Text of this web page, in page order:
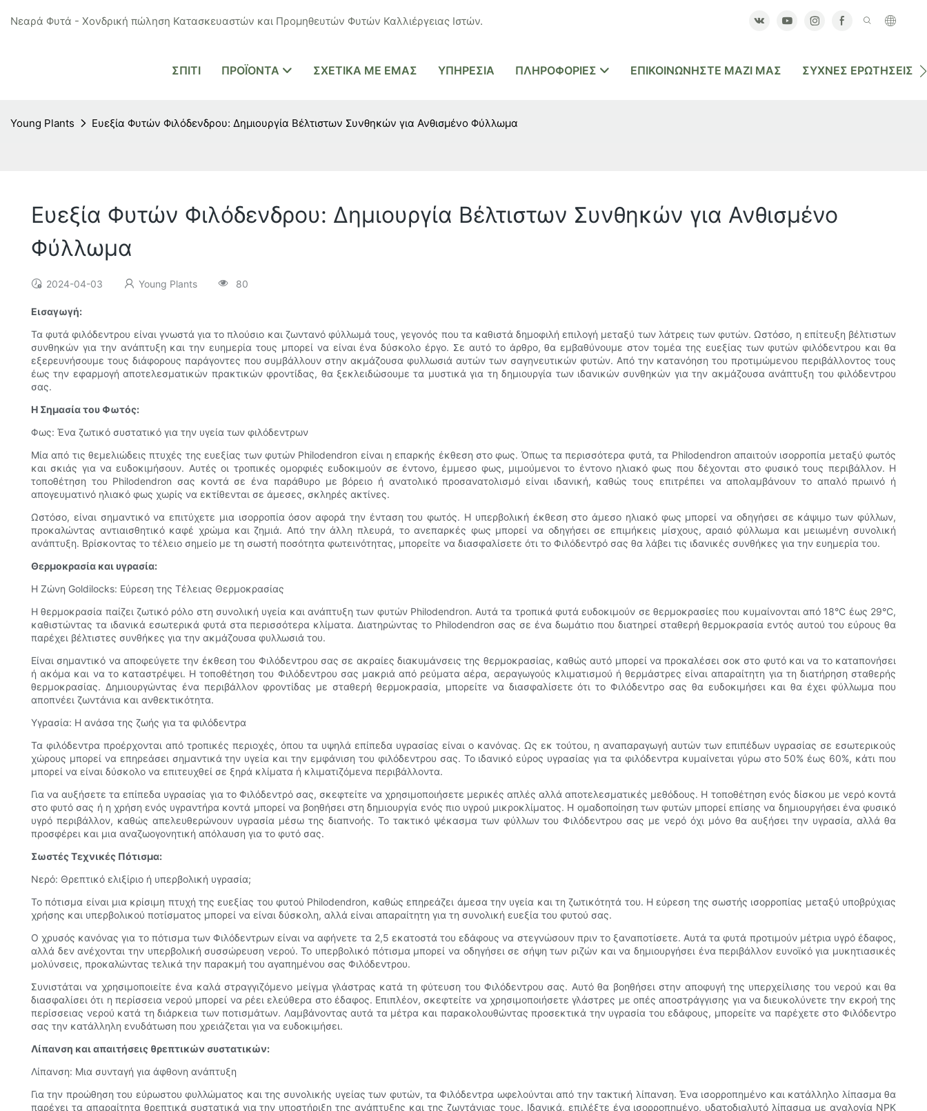
Νεαρά Φυτά - Χονδρική πώληση Κατασκευαστών και Προμηθευτών Φυτών Καλλιέργειας Ιστών.
ΣΠΊΤΙ ΠΡΟΪΌΝΤΑ ΣΧΕΤΙΚΆ ΜΕ ΕΜΆΣ ΥΠΗΡΕΣΊΑ ΠΛΗΡΟΦΟΡΊΕΣ ΕΠΙΚΟΙΝΩΝΉΣΤΕ ΜΑΖΊ ΜΑΣ ΣΥΧΝΈΣ ΕΡΩΤΉΣΕΙΣ
Young Plants Ευεξία Φυτών Φιλόδενδρου: Δημιουργία Βέλτιστων Συνθηκών για Ανθισμένο Φύλλωμα
Ευεξία Φυτών Φιλόδενδρου: Δημιουργία Βέλτιστων Συνθηκών για Ανθισμένο
Φύλλωμα
2024-04-03 Young Plants 80
Εισαγωγή:
Τα φυτά φιλόδεντρου είναι γνωστά για το πλούσιο και ζωντανό φύλλωμά τους, γεγονός που τα καθιστά δημοφιλή επιλογή μεταξύ των λάτρεις των φυτών. Ωστόσο, η επίτευξη βέλτιστων
συνθηκών για την ανάπτυξη και την ευημερία τους μπορεί να είναι ένα δύσκολο έργο. Σε αυτό το άρθρο, θα εμβαθύνουμε στον τομέα της ευεξίας των φυτών φιλόδεντρου και θα
εξερευνήσουμε τους διάφορους παράγοντες που συμβάλλουν στην ακμάζουσα φυλλωσιά αυτών των σαγηνευτικών φυτών. Από την κατανόηση του προτιμώμενου περιβάλλοντος τους
έως την εφαρμογή αποτελεσματικών πρακτικών φροντίδας, θα ξεκλειδώσουμε τα μυστικά για τη δημιουργία των ιδανικών συνθηκών για την ακμάζουσα ανάπτυξη του φιλόδεντρου
σας.
Η Σημασία του Φωτός:
Φως: Ένα ζωτικό συστατικό για την υγεία των φιλόδεντρων
Μία από τις θεμελιώδεις πτυχές της ευεξίας των φυτών Philodendron είναι η επαρκής έκθεση στο φως. Όπως τα περισσότερα φυτά, τα Philodendron απαιτούν ισορροπία μεταξύ φωτός
και σκιάς για να ευδοκιμήσουν. Αυτές οι τροπικές ομορφιές ευδοκιμούν σε έντονο, έμμεσο φως, μιμούμενοι το έντονο ηλιακό φως που δέχονται στο φυσικό τους περιβάλλον. Η
τοποθέτηση του Philodendron σας κοντά σε ένα παράθυρο με βόρειο ή ανατολικό προσανατολισμό είναι ιδανική, καθώς τους επιτρέπει να απολαμβάνουν το απαλό πρωινό ή
απογευματινό ηλιακό φως χωρίς να εκτίθενται σε άμεσες, σκληρές ακτίνες.
Ωστόσο, είναι σημαντικό να επιτύχετε μια ισορροπία όσον αφορά την ένταση του φωτός. Η υπερβολική έκθεση στο άμεσο ηλιακό φως μπορεί να οδηγήσει σε κάψιμο των φύλλων,
προκαλώντας αντιαισθητικό καφέ χρώμα και ζημιά. Από την άλλη πλευρά, το ανεπαρκές φως μπορεί να οδηγήσει σε επιμήκεις μίσχους, αραιό φύλλωμα και μειωμένη συνολική
ανάπτυξη. Βρίσκοντας το τέλειο σημείο με τη σωστή ποσότητα φωτεινότητας, μπορείτε να διασφαλίσετε ότι το Φιλόδεντρό σας θα λάβει τις ιδανικές συνθήκες για την ευημερία του.
Θερμοκρασία και υγρασία:
Η Ζώνη Goldilocks: Εύρεση της Τέλειας Θερμοκρασίας
Η θερμοκρασία παίζει ζωτικό ρόλο στη συνολική υγεία και ανάπτυξη των φυτών Philodendron. Αυτά τα τροπικά φυτά ευδοκιμούν σε θερμοκρασίες που κυμαίνονται από 18°C ​​έως 29°C,
καθιστώντας τα ιδανικά εσωτερικά φυτά στα περισσότερα κλίματα. Διατηρώντας το Philodendron σας σε ένα δωμάτιο που διατηρεί σταθερή θερμοκρασία εντός αυτού του εύρους θα
παρέχει βέλτιστες συνθήκες για την ακμάζουσα φυλλωσιά του.
Είναι σημαντικό να αποφεύγετε την έκθεση του Φιλόδεντρου σας σε ακραίες διακυμάνσεις της θερμοκρασίας, καθώς αυτό μπορεί να προκαλέσει σοκ στο φυτό και να το καταπονήσει
ή ακόμα και να το καταστρέψει. Η τοποθέτηση του Φιλόδεντρου σας μακριά από ρεύματα αέρα, αεραγωγούς κλιματισμού ή θερμάστρες είναι απαραίτητη για τη διατήρηση σταθερής
θερμοκρασίας. Δημιουργώντας ένα περιβάλλον φροντίδας με σταθερή θερμοκρασία, μπορείτε να διασφαλίσετε ότι το Φιλόδεντρο σας θα ευδοκιμήσει και θα έχει φύλλωμα που
αποπνέει ζωντάνια και ανθεκτικότητα.
Υγρασία: Η ανάσα της ζωής για τα φιλόδεντρα
Τα φιλόδεντρα προέρχονται από τροπικές περιοχές, όπου τα υψηλά επίπεδα υγρασίας είναι ο κανόνας. Ως εκ τούτου, η αναπαραγωγή αυτών των επιπέδων υγρασίας σε εσωτερικούς
χώρους μπορεί να επηρεάσει σημαντικά την υγεία και την εμφάνιση του φιλόδεντρου σας. Το ιδανικό εύρος υγρασίας για τα φιλόδεντρα κυμαίνεται γύρω στο 50% έως 60%, κάτι που
μπορεί να είναι δύσκολο να επιτευχθεί σε ξηρά κλίματα ή κλιματιζόμενα περιβάλλοντα.
Για να αυξήσετε τα επίπεδα υγρασίας για το Φιλόδεντρό σας, σκεφτείτε να χρησιμοποιήσετε μερικές απλές αλλά αποτελεσματικές μεθόδους. Η τοποθέτηση ενός δίσκου με νερό κοντά
στο φυτό σας ή η χρήση ενός υγραντήρα κοντά μπορεί να βοηθήσει στη δημιουργία ενός πιο υγρού μικροκλίματος. Η ομαδοποίηση των φυτών μπορεί επίσης να δημιουργήσει ένα φυσικό
υγρό περιβάλλον, καθώς απελευθερώνουν υγρασία μέσω της διαπνοής. Το τακτικό ψέκασμα των φύλλων του Φιλόδεντρου σας με νερό όχι μόνο θα αυξήσει την υγρασία, αλλά θα
προσφέρει και μια αναζωογονητική απόλαυση για το φυτό σας.
Σωστές Τεχνικές Πότισμα:
Νερό: Θρεπτικό ελιξίριο ή υπερβολική υγρασία;
Το πότισμα είναι μια κρίσιμη πτυχή της ευεξίας του φυτού Philodendron, καθώς επηρεάζει άμεσα την υγεία και τη ζωτικότητά του. Η εύρεση της σωστής ισορροπίας μεταξύ υποβρύχιας
χρήσης και υπερβολικού ποτίσματος μπορεί να είναι δύσκολη, αλλά είναι απαραίτητη για τη συνολική ευεξία του φυτού σας.
Ο χρυσός κανόνας για το πότισμα των Φιλόδεντρων είναι να αφήνετε τα 2,5 εκατοστά του εδάφους να στεγνώσουν πριν το ξαναποτίσετε. Αυτά τα φυτά προτιμούν μέτρια υγρό έδαφος,
αλλά δεν ανέχονται την υπερβολική συσσώρευση νερού. Το υπερβολικό πότισμα μπορεί να οδηγήσει σε σήψη των ριζών και να δημιουργήσει ένα περιβάλλον ευνοϊκό για μυκητιασικές
μολύνσεις, προκαλώντας τελικά την παρακμή του αγαπημένου σας Φιλόδεντρου.
Συνιστάται να χρησιμοποιείτε ένα καλά στραγγιζόμενο μείγμα γλάστρας κατά τη φύτευση του Φιλόδεντρου σας. Αυτό θα βοηθήσει στην αποφυγή της υπερχείλισης του νερού και θα
διασφαλίσει ότι η περίσσεια νερού μπορεί να ρέει ελεύθερα στο έδαφος. Επιπλέον, σκεφτείτε να χρησιμοποιήσετε γλάστρες με οπές αποστράγγισης για να διευκολύνετε την εκροή της
περίσσειας νερού κατά τη διάρκεια των ποτισμάτων. Λαμβάνοντας αυτά τα μέτρα και παρακολουθώντας προσεκτικά την υγρασία του εδάφους, μπορείτε να παρέχετε στο Φιλόδεντρο
σας την κατάλληλη ενυδάτωση που χρειάζεται για να ευδοκιμήσει.
Λίπανση και απαιτήσεις θρεπτικών συστατικών:
Λίπανση: Μια συνταγή για άφθονη ανάπτυξη
Για την προώθηση του εύρωστου φυλλώματος και της συνολικής υγείας των φυτών, τα Φιλόδεντρα ωφελούνται από την τακτική λίπανση. Ένα ισορροπημένο και κατάλληλο λίπασμα θα
παρέχει τα απαραίτητα θρεπτικά συστατικά για την υποστήριξη της ανάπτυξης και της ζωντάνιας τους. Ιδανικά, επιλέξτε ένα ισορροπημένο, υδατοδιαλυτό λίπασμα με αναλογία NPK